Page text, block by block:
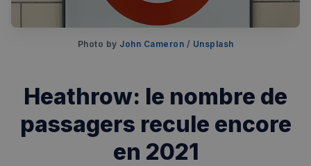
Rechercher dans Français à Londres - Magazine
RECHERCHES POPULAIRES
Annuaire des professionnels
Photo by John Cameron / Unsplash
Heathrow: le nombre de
passagers recule encore
en 2021